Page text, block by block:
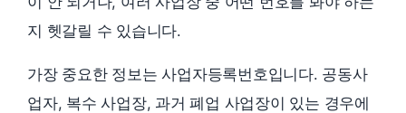
지 헷갈릴 수 있습니다.
가장 중요한 정보는 사업자등록번호입니다. 공동사
업자, 복수 사업장, 과거 폐업 사업장이 있는 경우에